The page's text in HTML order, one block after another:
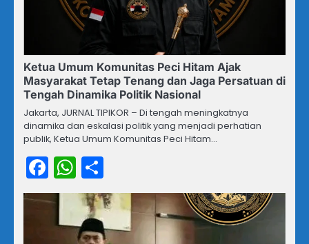
Ketua Umum Komunitas Peci Hitam Ajak
Masyarakat Tetap Tenang dan Jaga Persatuan di
Tengah Dinamika Politik Nasional
Jakarta, JURNAL TIPIKOR – Di tengah meningkatnya
dinamika dan eskalasi politik yang menjadi perhatian
publik, Ketua Umum Komunitas Peci Hitam…
Facebook
WhatsApp